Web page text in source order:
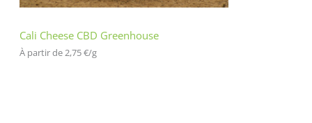
Cali Cheese CBD Greenhouse
À partir de 2,75€/g